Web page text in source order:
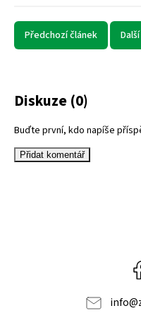
Předchozí článek
Diskuze (0)
Buďte první, kdo napíše
Přidat komentář
info@